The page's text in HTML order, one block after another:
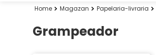
Magazan Papelaria-livraria
Grampeador